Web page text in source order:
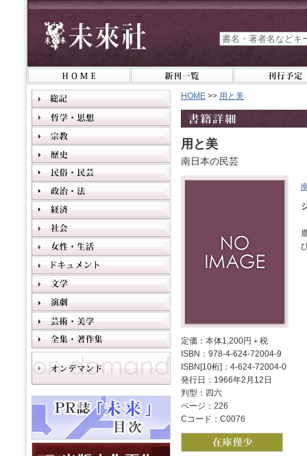
HOME >> 用と美
用と美
南日本の民芸
定価：本体1,200円＋税
ISBN：978-4-624-72004-9
ISBN[10桁]：4-624-72004-0
発行日：1966年2月12日
判型：四六
ページ：226
Cコード：C0076